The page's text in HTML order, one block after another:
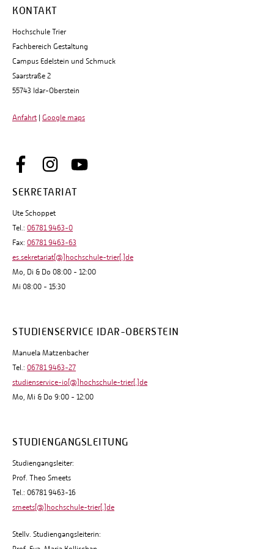
KONTAKT
Hochschule Trier
Fachbereich Gestaltung
Campus Edelstein und Schmuck
Saarstraße 2
55743 Idar-Oberstein
Anfahrt Google maps
SEKRETARIAT
Ute Schoppet
Tel.: 06781 9463-0
Fax: 06781 9463-63
es.sekretariat[@]hochschule-trier[.]de
Mo, Di & Do 08:00 - 12:00
Mi 08:00 - 15:30
STUDIENSERVICE IDAR-OBERSTEIN
Manuela Matzenbacher
Tel.: 06781 9463-27
studienservice-io[@]hochschule-trier[.]de
Mo, Mi & Do 9:00 - 12:00
STUDIENGANGSLEITUNG
Studiengangsleiter:
Prof. Theo Smeets
Tel.: 06781 9463-16
smeets[@]hochschule-trier[.]de
Stellv. Studiengangsleiterin: